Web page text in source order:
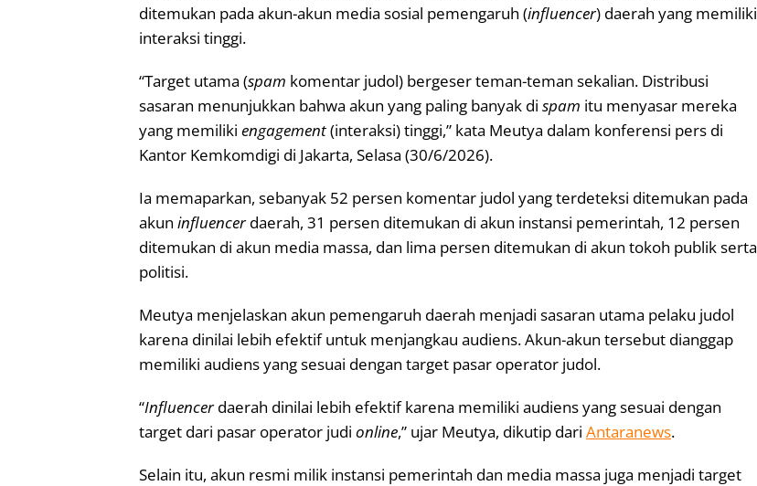
ditemukan pada akun-akun media sosial pemengaruh (influencer) daerah yang memiliki
interaksi tinggi.
“Target utama (spam komentar judol) bergeser teman-teman sekalian. Distribusi
sasaran menunjukkan bahwa akun yang paling banyak di spam itu menyasar mereka
yang memiliki engagement(interaksi) tinggi,” kata Meutya dalam konferensi pers di
Kantor Kemkomdigi di Jakarta, Selasa (30/6/2026).
Ia memaparkan, sebanyak 52 persen komentar judol yang terdeteksi ditemukan pada
akun influencerdaerah, 31 persen ditemukan di akun instansi pemerintah, 12 persen
ditemukan di akun media massa, dan lima persen ditemukan di akun tokoh publik serta
politisi.
Meutya menjelaskan akun pemengaruh daerah menjadi sasaran utama pelaku judol
karena dinilai lebih efektif untuk menjangkau audiens. Akun-akun tersebut dianggap
memiliki audiens yang sesuai dengan target pasar operator judol.
“Influencerdaerah dinilai lebih efektif karena memiliki audiens yang sesuai dengan
target dari pasar operator judi online,” ujar Meutya, dikutip dari Antaranews.
Selain itu, akun resmi milik instansi pemerintah dan media massa juga menjadi target